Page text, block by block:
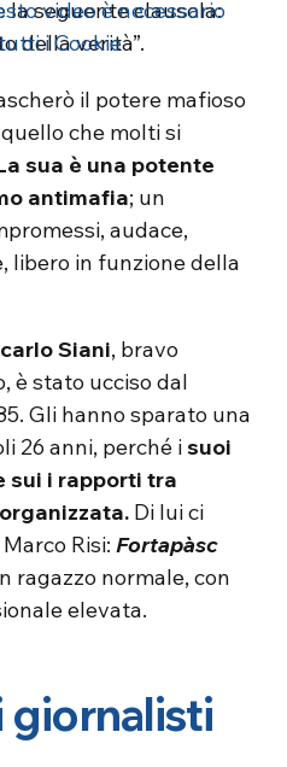
la seguente clausola:
della verità”.
video è necessario
i Cookie
il potere mafioso
che molti si
sua è una potente
antimafia; un
audace,
libero in funzione della
Siani, bravo
è stato ucciso dal
Gli hanno sparato una
26 anni, perché isuoi
sui i rapporti tra
Di lui ci
Risi:Fortapàsc
ragazzo normale, con
elevata.
giornalisti